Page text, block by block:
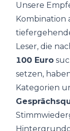
Unsere
Kombination
Leser, die
100 Euro
setzen,
Kategorien